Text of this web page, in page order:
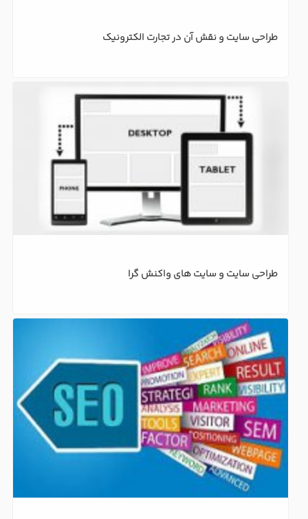
طراحی سایت و نقش آن در تجارت الکترونیک
طراحی سایت و سایت های واکنش گرا